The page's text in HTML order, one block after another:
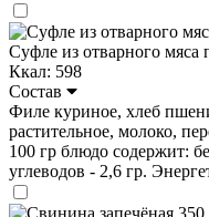
Суфле из отварного мяса
Ккал: 598
Состав
Филе куриное, хлеб
растительное, молоко,
100 гр блюдо содержит:
углеводов - 2,6 гр.